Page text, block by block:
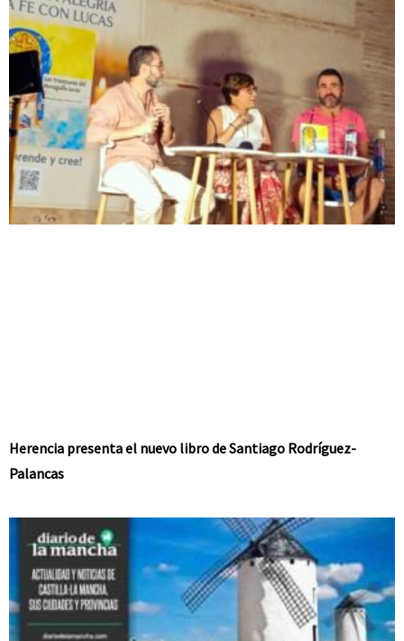
Herencia presenta el nuevo libro de Santiago Rodríguez-
Palancas